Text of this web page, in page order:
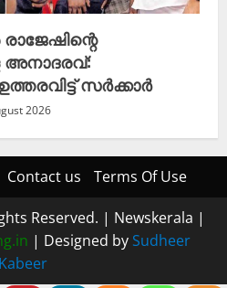
സർക്കാർ
2026
Contact us Terms Of Use
Reserved. | Newskerala |
| Designed by Sudheer
Kabeer